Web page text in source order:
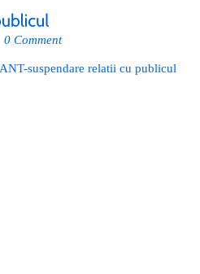
0 Comment
suspendare relatii cu publicul